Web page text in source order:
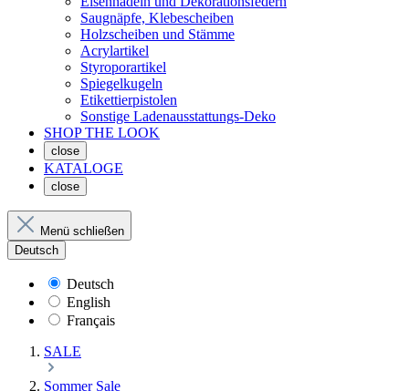
Saugnäpfe, Klebescheiben
Holzscheiben und Stämme
Acrylartikel
Styroporartikel
Spiegelkugeln
Etikettierpistolen
Sonstige Ladenausstattungs-Deko
SHOP THE LOOK
close
KATALOGE
close
Menü schließen
Deutsch
Deutsch
English
Français
SALE
Sommer Sale